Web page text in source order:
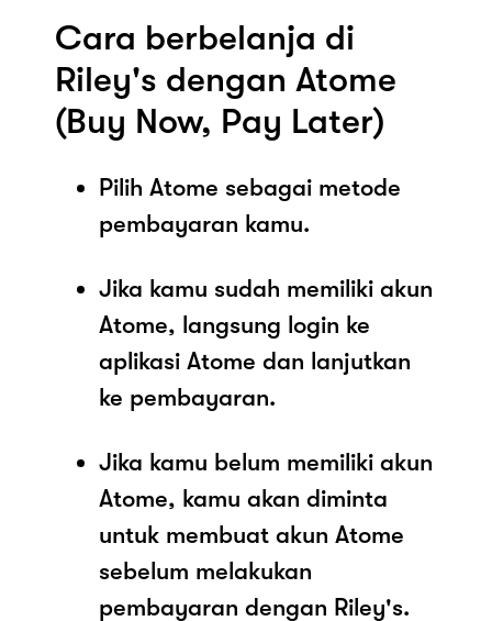
Cara berbelanja di
Riley's dengan Atome
(Buy Now, Pay Later)
Pilih Atome sebagai metode
pembayaran kamu.
Jika kamu sudah memiliki akun
Atome, langsung login ke
aplikasi Atome dan lanjutkan
ke pembayaran.
Jika kamu belum memiliki akun
Atome, kamu akan diminta
untuk membuat akun Atome
sebelum melakukan
pembayaran dengan Riley's.